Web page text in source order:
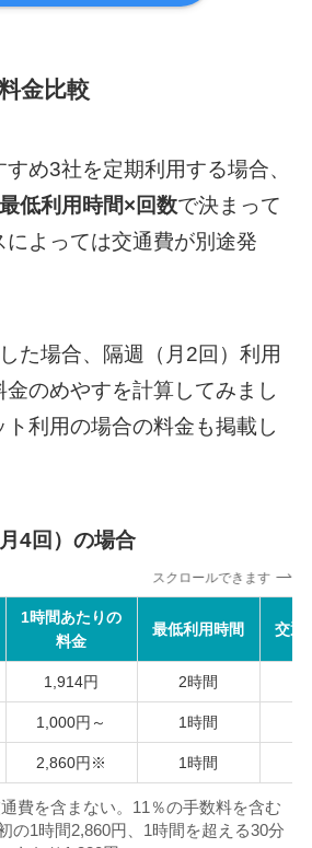
金比較
すめ3社を定期利用する場合、
低利用時間×回数で決まって
によっては交通費が別途発
た場合、隔週（月2回）利用
金のめやすを計算してみまし
利用の場合の料金も掲載し
4回）の場合
スクロールできます
1時間あたりの
料金
最低利用時間 交通
1,914円 2時間
1,000円～ 1時間
2,860円※ 1時間
費を含まない。11％の手数料を含む
の1時間2,860円、1時間を超える30分